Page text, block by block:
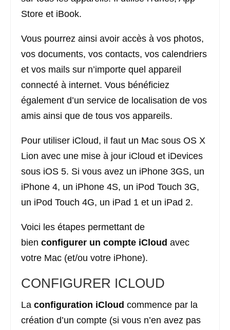
Store et iBook.
Vous pourrez ainsi avoir accès à vos photos,
vos documents, vos contacts, vos calendriers
et vos mails sur n’importe quel appareil
connecté à internet. Vous bénéficiez
également d’un service de localisation de vos
amis ainsi que de tous vos appareils.
Pour utiliser iCloud, il faut un Mac sous OS X
Lion avec une mise à jour iCloud et iDevices
sous iOS 5. Si vous avez un iPhone 3GS, un
iPhone 4, un iPhone 4S, un iPod Touch 3G,
un iPod Touch 4G, un iPad 1 et un iPad 2.
Voici les étapes permettant de
bien configurer un compte iCloud avec
votre Mac (et/ou votre iPhone).
CONFIGURER ICLOUD
La configuration iCloud commence par la
création d’un compte (si vous n’en avez pas